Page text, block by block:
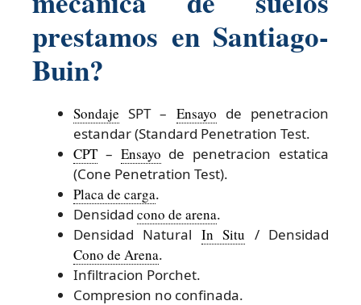
prestamos en Santiago-
Buin?
Sondaje SPT – Ensayo de penetracion
estandar (Standard Penetration Test.
CPT – Ensayo de penetracion estatica
(Cone Penetration Test).
Placa de carga.
Densidad cono de arena.
Densidad Natural In Situ / Densidad
Cono de Arena.
Infiltracion Porchet.
Compresion no confinada.